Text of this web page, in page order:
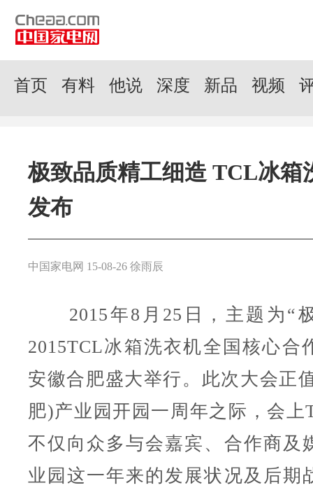
首页 有料 他说 深度 新品 视频
极致品质精工细造 TCL冰箱
发布
中国家电网 15-08-26 徐雨辰
2015年8月25日，主题为“
2015TCL冰箱洗衣机全国核心合
安徽合肥盛大举行。此次大会正
肥)产业园开园一周年之际，会上
不仅向众多与会嘉宾、合作商及
业园这一年来的发展状况及后期